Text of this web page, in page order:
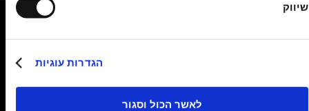
שיווק
הגדרות עוגיות
לאשר הכול וסגור
שם מלא*